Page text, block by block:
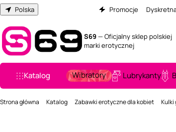
Polska Promocje
S69— Oficjalny sklep polskiej
marki erotycznej
Katalog Wibratory Lubrykanty
Strona główna Katalog Zabawki erotyczne dla kobiet Kulki